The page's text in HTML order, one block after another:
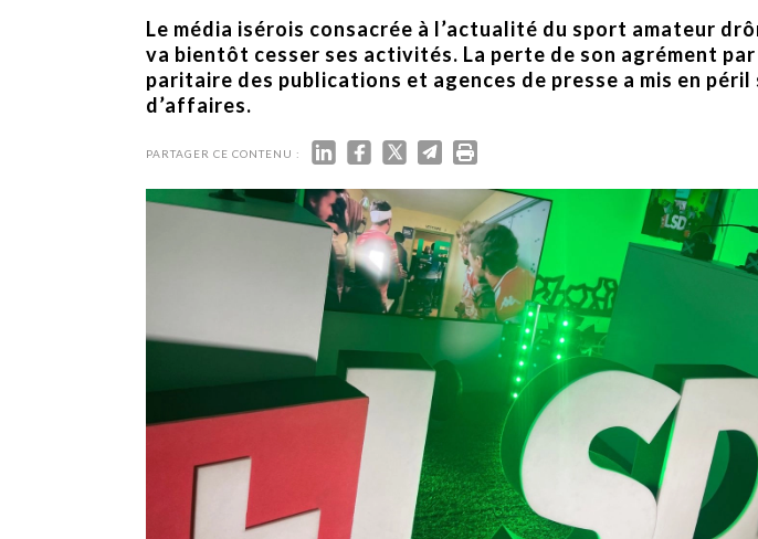
COLLECTIVITÉS
MARQUES
AGENCES
RETAIL
MÉDIAS
ÉVÉNEMENTIELS
SERVICES
OPINIONS
COLLECTIVITÉS
PUBLIÉ LE
Ardèche
Tourisme lance
Amandine Burret
rejoint Sainte-Foy-
lès-Lyon
LES
Le média isérois consacrée à l’actualité du sport amateur
va bientôt cesser ses activités. La perte de son agrément par
paritaire des publications et agences de presse a mis en péril
d’affaires.
PARTAGER CE CONTENU :